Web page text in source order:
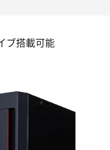
ブ搭載可能